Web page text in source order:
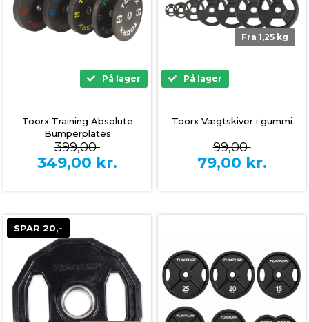
På lager
Toorx Training Absolute
Bumperplates
399,00
349,00 kr.
Fra 1,25 kg
På lager
Toorx Vægtskiver i gummi
99,00
79,00 kr.
SPAR 20,-